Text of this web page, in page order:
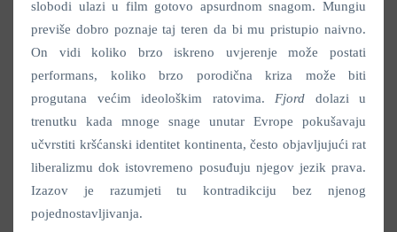
slobodi ulazi u film gotovo apsurdnom snagom. Mungiu
previše dobro poznaje taj teren da bi mu pristupio naivno.
On vidi koliko brzo iskreno uvjerenje može postati
performans, koliko brzo porodična kriza može biti
progutana većim ideološkim ratovima. Fjord dolazi u
trenutku kada mnoge snage unutar Evrope pokušavaju
učvrstiti kršćanski identitet kontinenta, često objavljujući rat
liberalizmu dok istovremeno posuđuju njegov jezik prava.
Izazov je razumjeti tu kontradikciju bez njenog
pojednostavljivanja.